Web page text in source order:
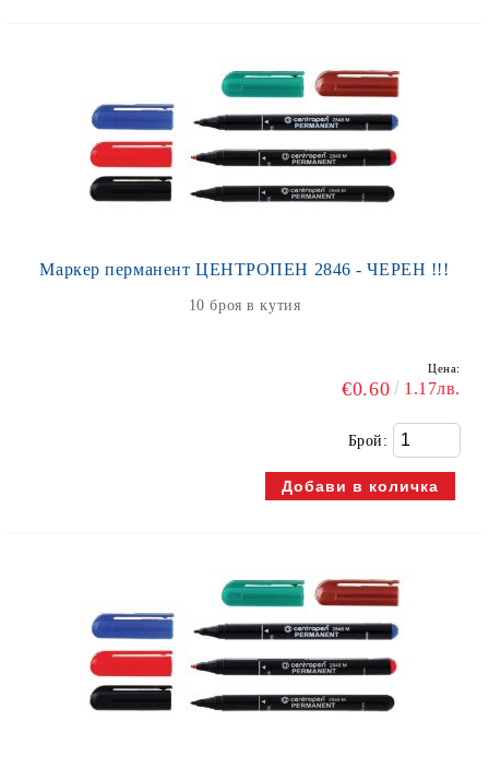
Маркер перманент ЦЕНТРОПЕН 2846 - ЧЕРЕН !!!
10 броя в кутия
Цена:
€0.60 1.17лв.
Брой: